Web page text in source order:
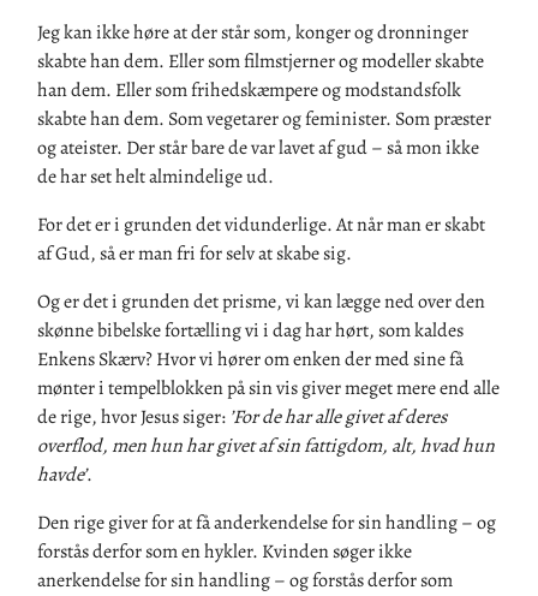
Jeg kan ikke høre at der står som, konger og dronninger
skabte han dem. Eller som filmstjerner og modeller skabte
han dem. Eller som frihedskæmpere og modstandsfolk
skabte han dem. Som vegetarer og feminister. Som præster
og ateister. Der står bare de var lavet af gud – så mon ikke
de har set helt almindelige ud.
For det er i grunden det vidunderlige. At når man er skabt
af Gud, så er man fri for selv at skabe sig.
Og er det i grunden det prisme, vi kan lægge ned over den
skønne bibelske fortælling vi i dag har hørt, som kaldes
Enkens Skærv? Hvor vi hører om enken der med sine få
mønter i tempelblokken på sin vis giver meget mere end alle
de rige, hvor Jesus siger: ’For de har alle givet af deres
overflod, men hun har givet af sin fattigdom, alt, hvad hun
havde’.
Den rige giver for at få anderkendelse for sin handling – og
forstås derfor som en hykler. Kvinden søger ikke
anerkendelse for sin handling – og forstås derfor som